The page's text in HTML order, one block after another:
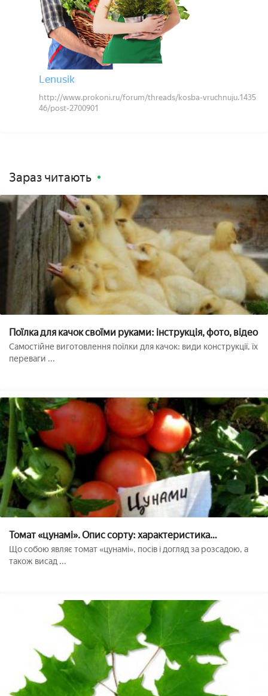
Lenusik
http://www.prokoni.ru/forum/threads/kosba-vruchnuju.1435
46/post-2700901
Зараз читають
Поїлка для качок своїми руками: інструкція, фото, відео
Самостійне виготовлення поїлки для качок: види конструкції, їх
переваги ...
Томат «цунамі». Опис сорту: характеристика
врожайності і агротехніка посадки, догляду та
ВИРОЩУВАННЯ помідора (фото)
Що собою являє томат «цунамі», посів і догляд за розсадою, а
також висад ...